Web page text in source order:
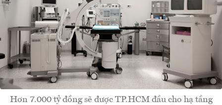
Hơn 7.000 tỷ đồng sẽ được TP.HCM đầu cho hạ tầng